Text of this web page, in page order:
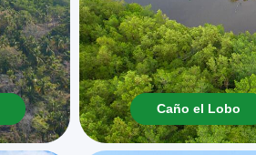
Caño el Lobo